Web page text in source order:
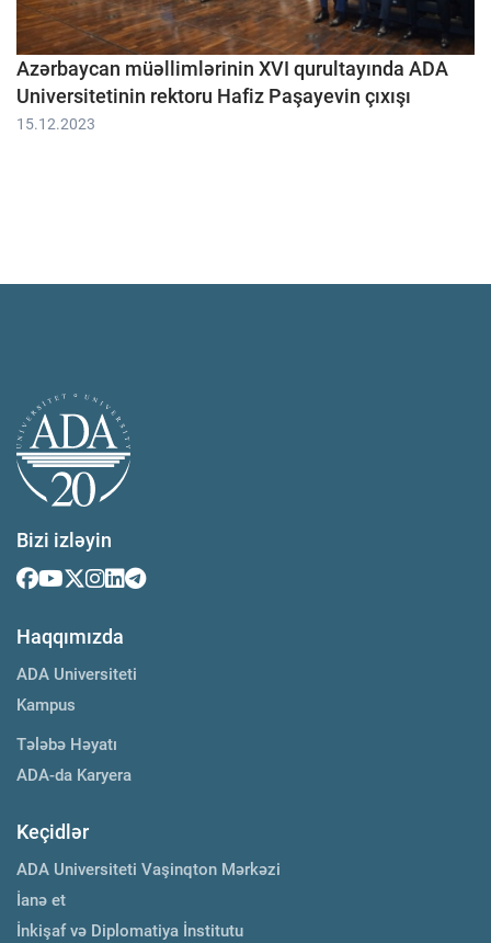
Azərbaycan müəllimlərinin XVI qurultayında ADA
Universitetinin rektoru Hafiz Paşayevin çıxışı
15.12.2023
Bizi izləyin
Haqqımızda
ADA Universiteti
Kampus
Tələbə Həyatı
ADA-da Karyera
Keçidlər
ADA Universiteti Vaşinqton Mərkəzi
İanə et
İnkişaf və Diplomatiya İnstitutu